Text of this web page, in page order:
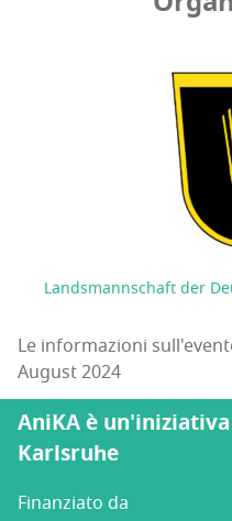
Landsmannschaft der
Le informazioni
August 2024
AniKA è
Karlsruhe
Finanziato da